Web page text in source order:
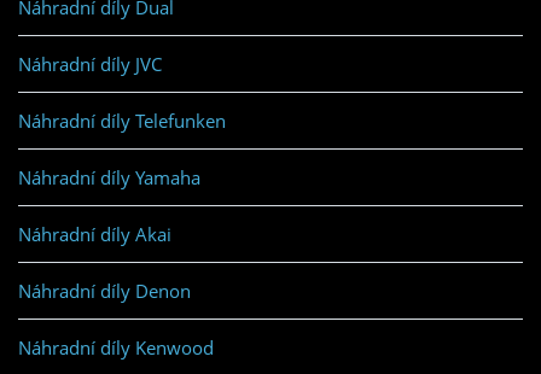
Náhradní díly Dual
Náhradní díly JVC
Náhradní díly Telefunken
Náhradní díly Yamaha
Náhradní díly Akai
Náhradní díly Denon
Náhradní díly Kenwood